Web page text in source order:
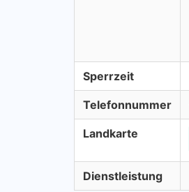
Sperrzeit
Telefonnummer
Landkarte
Dienstleistung